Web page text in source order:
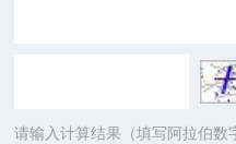
请输入计算结果（填写阿拉伯数